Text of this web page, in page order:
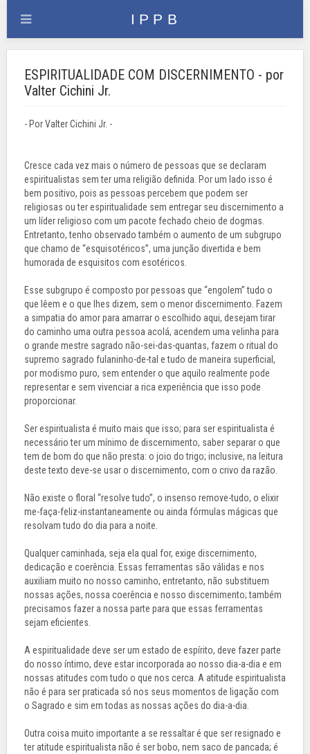
ESPIRITUALIDADE COM DISCERNIMENTO - por
Valter Cichini Jr.
- Por Valter Cichini Jr. -
Cresce cada vez mais o número de pessoas que se declaram
espiritualistas sem ter uma religião definida. Por um lado isso é
bem positivo, pois as pessoas percebem que podem ser
religiosas ou ter espiritualidade sem entregar seu discernimento a
um líder religioso com um pacote fechado cheio de dogmas.
Entretanto, tenho observado também o aumento de um subgrupo
que chamo de “esquisotéricos”, uma junção divertida e bem
humorada de esquisitos com esotéricos.
Esse subgrupo é composto por pessoas que “engolem” tudo o
que lêem e o que lhes dizem, sem o menor discernimento. Fazem
a simpatia do amor para amarrar o escolhido aqui, desejam tirar
do caminho uma outra pessoa acolá, acendem uma velinha para
o grande mestre sagrado não-sei-das-quantas, fazem o ritual do
supremo sagrado fulaninho-de-tal e tudo de maneira superficial,
por modismo puro, sem entender o que aquilo realmente pode
representar e sem vivenciar a rica experiência que isso pode
proporcionar.
Ser espiritualista é muito mais que isso; para ser espiritualista é
necessário ter um mínimo de discernimento, saber separar o que
tem de bom do que não presta: o joio do trigo; inclusive, na leitura
deste texto deve-se usar o discernimento, com o crivo da razão.
Não existe o floral “resolve tudo”, o insenso remove-tudo, o elixir
me-faça-feliz-instantaneamente ou ainda fórmulas mágicas que
resolvam tudo do dia para a noite.
Qualquer caminhada, seja ela qual for, exige discernimento,
dedicação e coerência. Essas ferramentas são válidas e nos
auxiliam muito no nosso caminho, entretanto, não substituem
nossas ações, nossa coerência e nosso discernimento; também
precisamos fazer a nossa parte para que essas ferramentas
sejam eficientes.
A espiritualidade deve ser um estado de espírito, deve fazer parte
do nosso íntimo, deve estar incorporada ao nosso dia-a-dia e em
nossas atitudes com tudo o que nos cerca. A atitude espiritualista
não é para ser praticada só nos seus momentos de ligação com
o Sagrado e sim em todas as nossas ações do dia-a-dia.
Outra coisa muito importante a se ressaltar é que ser resignado e
ter atitude espiritualista não é ser bobo, nem saco de pancada; é